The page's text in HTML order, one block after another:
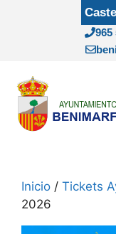
965
Inicio / Tickets
2026